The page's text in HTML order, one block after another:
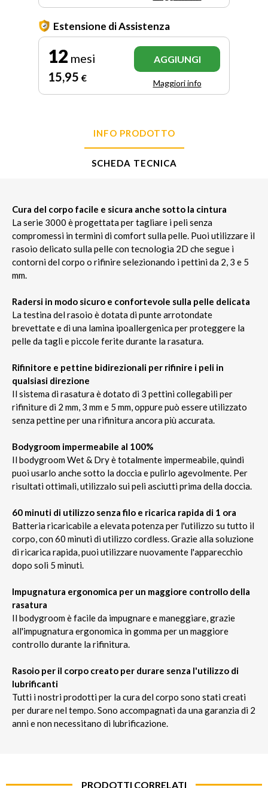
Estensione di Assistenza
12 mesi
15,95 €
AGGIUNGI
Maggiori info
INFO PRODOTTO
SCHEDA TECNICA
Cura del corpo facile e sicura anche sotto la cintura
La serie 3000 è progettata per tagliare i peli senza
compromessi in termini di comfort sulla pelle. Puoi utilizzare il
rasoio delicato sulla pelle con tecnologia 2D che segue i
contorni del corpo o rifinire selezionando i pettini da 2, 3 e 5
mm.
Radersi in modo sicuro e confortevole sulla pelle delicata
La testina del rasoio è dotata di punte arrotondate
brevettate e di una lamina ipoallergenica per proteggere la
pelle da tagli e piccole ferite durante la rasatura.
Rifinitore e pettine bidirezionali per rifinire i peli in
qualsiasi direzione
Il sistema di rasatura è dotato di 3 pettini collegabili per
rifiniture di 2 mm, 3 mm e 5 mm, oppure può essere utilizzato
senza pettine per una rifinitura ancora più accurata.
Bodygroom impermeabile al 100%
Il bodygroom Wet & Dry è totalmente impermeabile, quindi
puoi usarlo anche sotto la doccia e pulirlo agevolmente. Per
risultati ottimali, utilizzalo sui peli asciutti prima della doccia.
60 minuti di utilizzo senza filo e ricarica rapida di 1 ora
Batteria ricaricabile a elevata potenza per l'utilizzo su tutto il
corpo, con 60 minuti di utilizzo cordless. Grazie alla soluzione
di ricarica rapida, puoi utilizzare nuovamente l'apparecchio
dopo soli 5 minuti.
Impugnatura ergonomica per un maggiore controllo della
rasatura
Il bodygroom è facile da impugnare e maneggiare, grazie
all'impugnatura ergonomica in gomma per un maggiore
controllo durante la rifinitura.
Rasoio per il corpo creato per durare senza l'utilizzo di
lubrificanti
Tutti i nostri prodotti per la cura del corpo sono stati creati
per durare nel tempo. Sono accompagnati da una garanzia di 2
anni e non necessitano di lubrificazione.
PRODOTTI CORRELATI